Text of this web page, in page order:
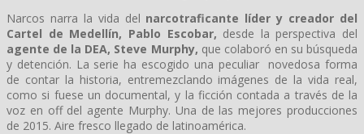
Narcos narra la vida del narcotraficante líder y creador del
Cartel de Medellín, Pablo Escobar, desde la perspectiva del
agente de la DEA, Steve Murphy, que colaboró en su búsqueda
y detención. La serie ha escogido una peculiar novedosa forma
de contar la historia, entremezclando imágenes de la vida real,
como si fuese un documental, y la ficción contada a través de la
voz en off del agente Murphy. Una de las mejores producciones
de 2015. Aire fresco llegado de latinoamérica.